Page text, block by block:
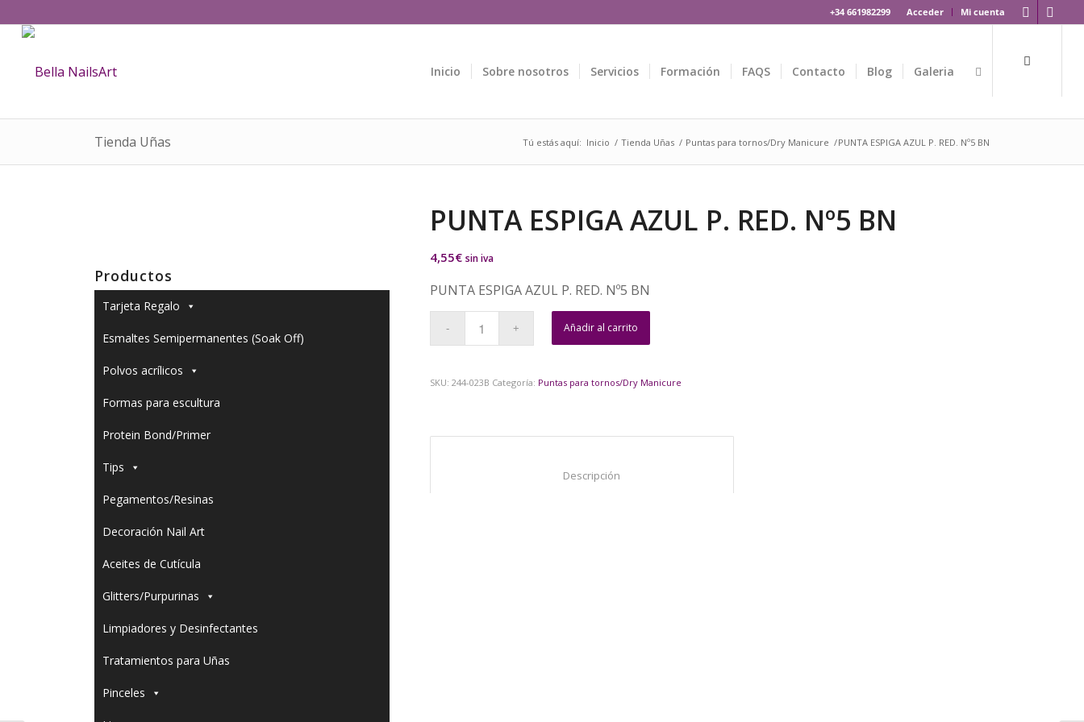
Acceder Mi cuenta
+34 661982299
Inicio Sobre nosotros Servicios Formación FAQS Contacto Blog Galeria
Tienda Uñas Tú estás aquí: Inicio / Tienda Uñas / Puntas para tornos/Dry Manicure /PUNTA ESPIGA AZUL P. RED. Nº5 BN
Productos
Tarjeta Regalo
Esmaltes Semipermanentes (Soak Off)
Polvos acrílicos
Formas para escultura
Protein Bond/Primer
Tips
Pegamentos/Resinas
Decoración Nail Art
Aceites de Cutícula
Glitters/Purpurinas
Limpiadores y Desinfectantes
Tratamientos para Uñas
Pinceles
PUNTA ESPIGA AZUL P. RED. Nº5 BN
4,55€ sin iva
PUNTA ESPIGA AZUL P. RED. Nº5 BN
Añadir al carrito
SKU:244-023B Categoría: Puntas para tornos/Dry Manicure